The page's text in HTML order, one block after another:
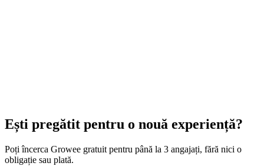
Ești pregătit pentru o nouă experiență?
Poți încerca Growee gratuit pentru până la 3 angajați, fără nici o
obligație sau plată.